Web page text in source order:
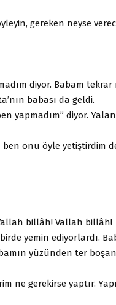
gereken neyse
diyor. Babam
babası da geldi.
yapmadım” diyor.
onu öyle yetiştirdim
billâh! Vallah billâh!
yemin ediyorlardı.
yüzünden ter
ne gerekirse yaptır.